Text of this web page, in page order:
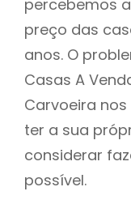
percebemos
preço das
anos. O
Casas A
Carvoeira
ter a sua
considerar
possível.